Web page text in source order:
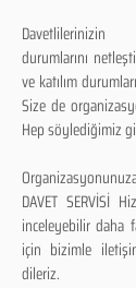
Davetlilerinizin
durumlarını
ve katılım
Size de
Hep söylediğimiz
DAVET SERVİSİ
inceleyebilir daha
için bizimle
dileriz.